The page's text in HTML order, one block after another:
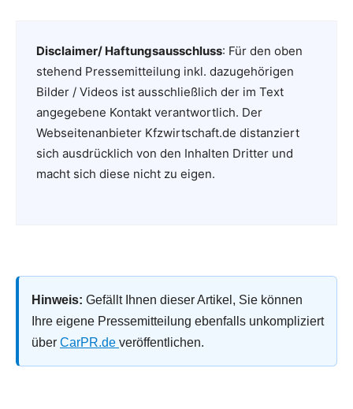
Disclaimer/ Haftungsausschluss: Für den oben
stehend Pressemitteilung inkl. dazugehörigen
Bilder / Videos ist ausschließlich der im Text
angegebene Kontakt verantwortlich. Der
Webseitenanbieter Kfzwirtschaft.de distanziert
sich ausdrücklich von den Inhalten Dritter und
macht sich diese nicht zu eigen.
Hinweis: Gefällt Ihnen dieser Artikel, Sie können
Ihre eigene Pressemitteilung ebenfalls unkompliziert
über CarPR.de veröffentlichen.